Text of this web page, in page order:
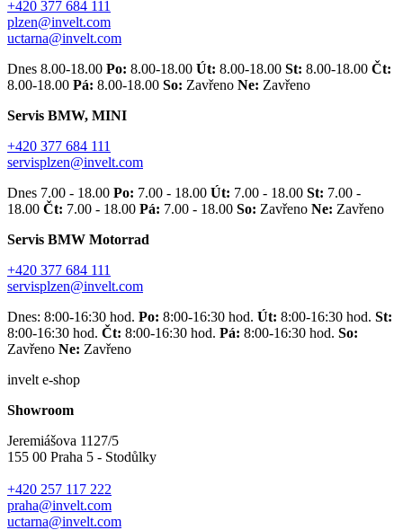
+420 377 684 111
plzen@invelt.com
uctarna@invelt.com
Dnes 8.00-18.00 Po: 8.00-18.00 Út: 8.00-18.00 St: 8.00-18.00 Čt:
8.00-18.00 Pá: 8.00-18.00 So: Zavřeno Ne: Zavřeno
Servis BMW, MINI
+420 377 684 111
servisplzen@invelt.com
Dnes 7.00 - 18.00 Po: 7.00 - 18.00 Út: 7.00 - 18.00 St: 7.00 -
18.00 Čt: 7.00 - 18.00 Pá: 7.00 - 18.00 So: Zavřeno Ne: Zavřeno
Servis BMW Motorrad
+420 377 684 111
servisplzen@invelt.com
Dnes: 8:00-16:30 hod. Po: 8:00-16:30 hod. Út: 8:00-16:30 hod. St:
8:00-16:30 hod. Čt: 8:00-16:30 hod. Pá: 8:00-16:30 hod. So:
Zavřeno Ne: Zavřeno
invelt e-shop
Showroom
Jeremiášova 1127/5
155 00 Praha 5 - Stodůlky
+420 257 117 222
praha@invelt.com
uctarna@invelt.com